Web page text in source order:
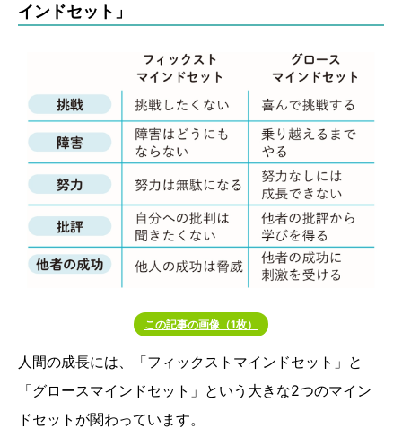
インドセット」
この記事の画像（1枚）
人間の成長には、「フィックストマインドセット」と
「グロースマインドセット」という大きな2つのマイン
ドセットが関わっています。